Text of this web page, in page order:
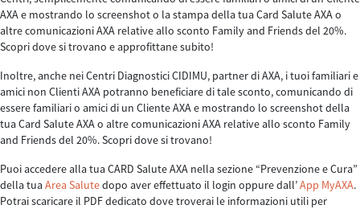
AXA e mostrando lo screenshot o la stampa della tua Card Salute AXA o
altre comunicazioni AXA relative allo sconto Family and Friends del 20%.
Scopri dove si trovano e approfittane subito!
Inoltre, anche nei Centri Diagnostici CIDIMU, partner di AXA, i tuoi familiari e
amici non Clienti AXA potranno beneficiare di tale sconto, comunicando di
essere familiari o amici di un Cliente AXA e mostrando lo screenshot della
tua Card Salute AXA o altre comunicazioni AXA relative allo sconto Family
and Friends del 20%. Scopri dove si trovano!
Puoi accedere alla tua CARD Salute AXA nella sezione “Prevenzione e Cura”
della tuaArea Salutedopo aver effettuato il login oppure dall’App MyAXA.
Potrai scaricare il PDF dedicato dove troverai le informazioni utili per